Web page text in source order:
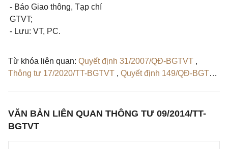
- Báo Giao thông, Tạp chí
GTVT;
- Lưu: VT, PC.
Từ khóa liên quan: Quyết định 31/2007/QĐ-BGTVT ,
Thông tư 17/2020/TT-BGTVT , Quyết định 149/QĐ-BGTVT
VĂN BẢN LIÊN QUAN THÔNG TƯ 09/2014/TT-
BGTVT